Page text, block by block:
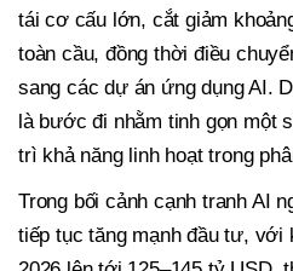
tái cơ cấu lớn, cắt giảm
toàn cầu, đồng thời điều
sang các dự án ứng dụng AI.
là bước đi nhằm tinh gọn một
trì khả năng linh hoạt trong
Trong bối cảnh cạnh tranh AI
tiếp tục tăng mạnh đầu tư, với